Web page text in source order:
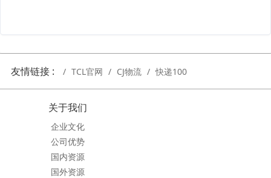
友情链接 : TCL官网 CJ物流 快递100
关于我们
企业文化
公司优势
国内资源
国外资源